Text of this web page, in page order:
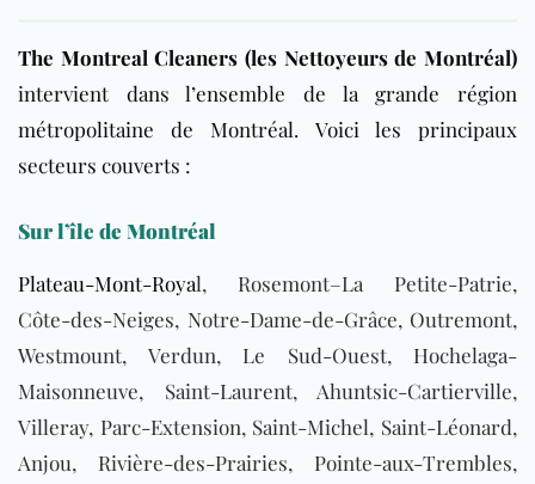
The Montreal Cleaners (les Nettoyeurs de Montréal)
intervient dans l’ensemble de la grande région
métropolitaine de Montréal. Voici les principaux
secteurs couverts :
Sur l’île de Montréal
Plateau-Mont-Royal, Rosemont–La Petite-Patrie,
Côte-des-Neiges, Notre-Dame-de-Grâce, Outremont,
Westmount, Verdun, Le Sud-Ouest, Hochelaga-
Maisonneuve, Saint-Laurent, Ahuntsic-Cartierville,
Villeray, Parc-Extension, Saint-Michel, Saint-Léonard,
Anjou, Rivière-des-Prairies, Pointe-aux-Trembles,